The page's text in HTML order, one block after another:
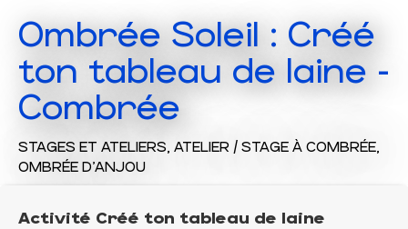
Ombrée Soleil : Créé
ton tableau de laine -
Combrée
STAGES ET ATELIERS, ATELIER / STAGE À COMBRÉE,
OMBRÉE D'ANJOU
Activité Créé ton tableau de laine